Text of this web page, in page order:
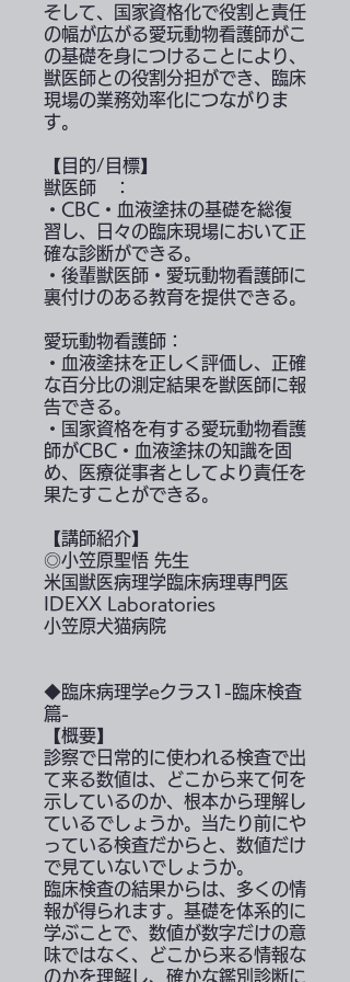
そして、国家資格化で役割と責任
の幅が広がる愛玩動物看護師がこ
の基礎を身につけることにより、
獣医師との役割分担ができ、臨床
現場の業務効率化につながりま
す。
【目的/目標】
獣医師 ：
・CBC・血液塗抹の基礎を総復
習し、日々の臨床現場において正
確な診断ができる。
・後輩獣医師・愛玩動物看護師に
裏付けのある教育を提供できる。
愛玩動物看護師：
・血液塗抹を正しく評価し、正確
な百分比の測定結果を獣医師に報
告できる。
・国家資格を有する愛玩動物看護
師がCBC・血液塗抹の知識を固
め、医療従事者としてより責任を
果たすことができる。
【講師紹介】
◎小笠原聖悟 先生
米国獣医病理学臨床病理専門医
IDEXX Laboratories
小笠原犬猫病院
◆臨床病理学eクラス1-臨床検査
篇-
【概要】
診察で日常的に使われる検査で出
て来る数値は、どこから来て何を
示しているのか、根本から理解し
ているでしょうか。当たり前にや
っている検査だからと、数値だけ
で見ていないでしょうか。
臨床検査の結果からは、多くの情
報が得られます。基礎を体系的に
学ぶことで、数値が数字だけの意
味ではなく、どこから来る情報な
のかを理解し、確かな鑑別診断に